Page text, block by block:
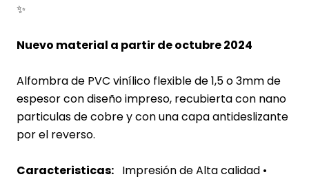
✨
Nuevo material a partir de octubre 2024
Alfombra de PVC vinílico flexible de 1,5 o 3mm de
espesor con diseño impreso, recubierta con nano
particulas de cobre y con una capa antideslizante
por el reverso.
Caracteristicas: Impresión de Alta calidad •